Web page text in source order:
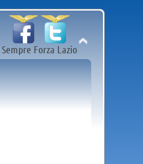
Sempre Forza Lazio